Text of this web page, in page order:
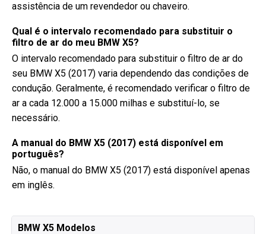
assistência de um revendedor ou chaveiro.
Qual é o intervalo recomendado para substituir o
filtro de ar do meu BMW X5?
O intervalo recomendado para substituir o filtro de ar do
seu BMW X5 (2017) varia dependendo das condições de
condução. Geralmente, é recomendado verificar o filtro de
ar a cada 12.000 a 15.000 milhas e substituí-lo, se
necessário.
A manual do BMW X5 (2017) está disponível em
português?
Não, o manual do BMW X5 (2017) está disponível apenas
em inglês.
BMW X5 Modelos